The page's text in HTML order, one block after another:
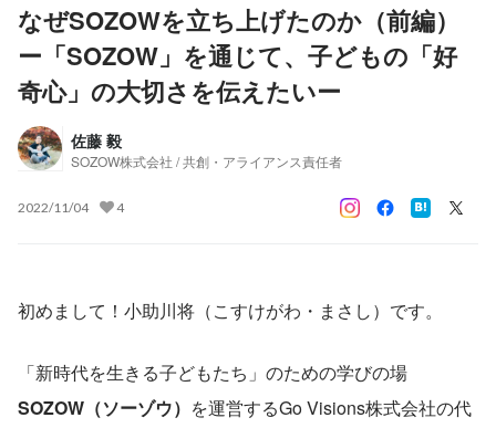
なぜSOZOWを立ち上げたのか（前編）
ー「SOZOW」を通じて、子どもの「好
奇心」の大切さを伝えたいー
佐藤 毅
SOZOW株式会社 / 共創・アライアンス責任者
2022/11/04 4
初めまして！小助川将（こすけがわ・まさし）です。
「新時代を生きる子どもたち」のための学びの場
SOZOW（ソーゾウ） を運営するGo Visions株式会社の代